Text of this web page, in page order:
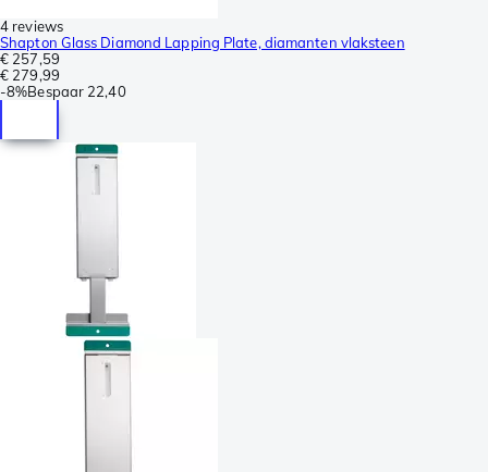
4 reviews
Shapton Glass Diamond Lapping Plate, diamanten vlaksteen
€ 257,59
€ 279,99
-8%Bespaar 22,40